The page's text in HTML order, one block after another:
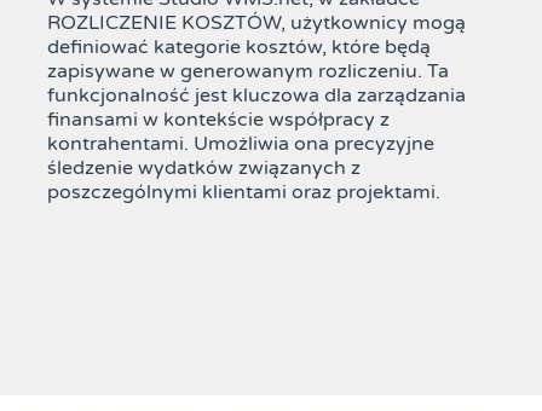
ROZLICZENIE KOSZTÓW, użytkownicy mogą
definiować kategorie kosztów, które będą
zapisywane w generowanym rozliczeniu. Ta
funkcjonalność jest kluczowa dla zarządzania
finansami w kontekście współpracy z
kontrahentami. Umożliwia ona precyzyjne
śledzenie wydatków związanych z
poszczególnymi klientami oraz projektami.